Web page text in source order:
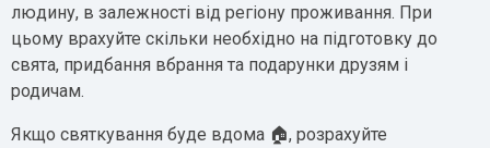
людину, в залежності від регіону проживання. При
цьому врахуйте скільки необхідно на підготовку до
свята, придбання вбрання та подарунки друзям і
родичам.
Якщо святкування буде вдома 🏠, розрахуйте